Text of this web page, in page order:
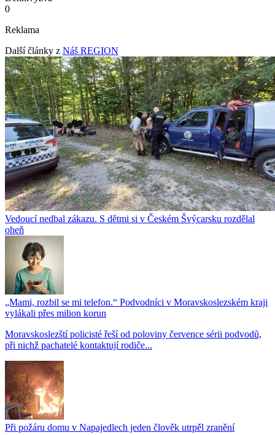
0
Reklama
Další články z Náš REGION
Vedoucí nedbal zákazu. S dětmi si v Českém Švýcarsku rozdělal
oheň
„Mami, rozbil se mi telefon.“ Podvodníci v Moravskoslezském kraji
vylákali přes milion korun
Moravskoslezští policisté řeší od poloviny července sérii podvodů,
při nichž pachatelé kontaktují rodiče...
Při požáru domu v Napajedlech jeden člověk utrpěl zranění